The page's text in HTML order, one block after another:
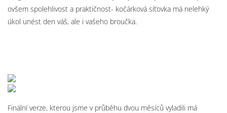
ovšem spolehlivost a praktičnost- kočárková síťovka má nelehký
úkol unést den váš, ale i vašeho broučka.
Finální verze, kterou jsme v průběhu dvou měsíců vyladili má